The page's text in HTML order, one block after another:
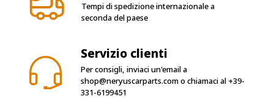
Tempi di spedizione internazionale a
seconda del paese
Servizio clienti
Per consigli, inviaci un'email a
shop@neryuscarparts.como chiamaci al +39-
331-6199451